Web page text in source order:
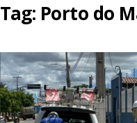
Tag: Porto do